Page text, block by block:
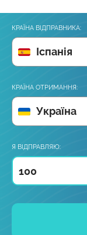
КРАЇНА ВІДПРАВНИКА:
Іспанія
КРАЇНА ОТРИМАННЯ:
Україна
Я ВІДПРАВЛЯЮ: